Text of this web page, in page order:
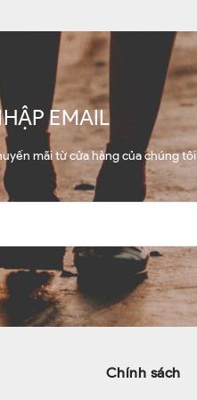
EMAIL
mãi từ cửa hàng của chúng tôi
Chính sách